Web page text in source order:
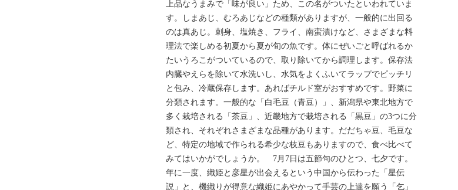
上品なうまみで「味が良い」ため、この名がついたといわれていま
す。しまあじ、むろあじなどの種類がありますが、一般的に出回る
のは真あじ。刺身、塩焼き、フライ、南蛮漬けなど、さまざまな料
理法で楽しめる初夏から夏が旬の魚です。体にぜいごと呼ばれるか
たいうろこがついているので、取り除いてから調理します。保存法
内臓やえらを除いて水洗いし、水気をよくふいてラップでピッチリ
と包み、冷蔵保存します。あればチルド室がおすすめです。野菜に
分類されます。一般的な「白毛豆（青豆）」、新潟県や東北地方で
多く栽培される「茶豆」、近畿地方で栽培される「黒豆」の3つに分
類され、それぞれさまざまな品種があります。だだちゃ豆、毛豆な
ど、特定の地域で作られる希少な枝豆もありますので、食べ比べて
みてはいかがでしょうか。 7月7日は五節句のひとつ、七夕です。
年に一度、織姫と彦星が出会えるという中国から伝わった「星伝
説」と、機織りが得意な織姫にあやかって手芸の上達を願う「乞」